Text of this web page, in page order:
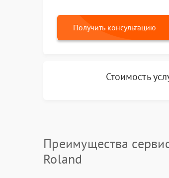
Получить консультацию
Стоимость
Преимущества
Roland